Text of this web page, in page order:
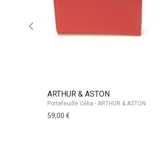
ARTHUR & ASTON
Portefeuille Célia - ARTHUR & ASTON
59,00 €